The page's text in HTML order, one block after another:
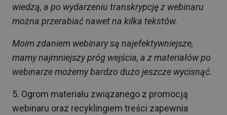
wiedzą, a po wydarzeniu transkrypcję z webinaru
można przerabiać nawet na kilka tekstów.
Moim zdaniem webinary są najefektywniejsze,
mamy najmniejszy próg wejścia, a z materiałów po
webinarze możemy bardzo dużo jeszcze wycisnąć.
5. Ogrom materiału związanego z promocją
webinaru oraz recyklingiem treści zapewnia